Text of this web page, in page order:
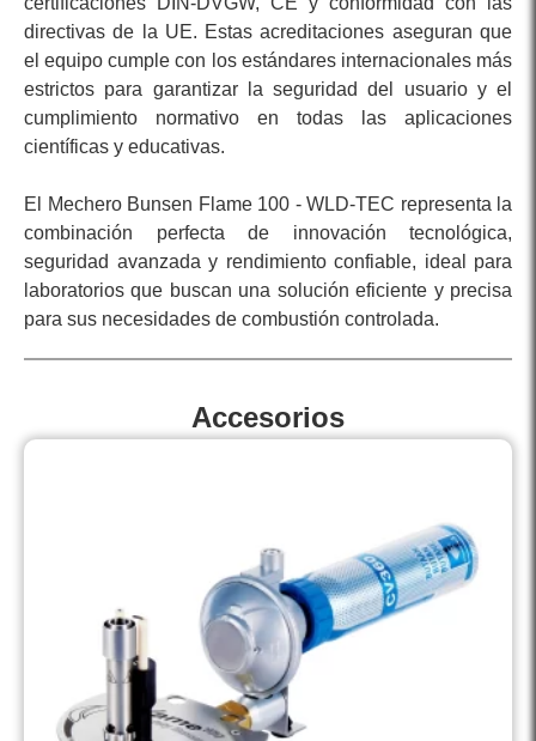
directivas de la UE. Estas acreditaciones aseguran que
el equipo cumple con los estándares internacionales más
estrictos para garantizar la seguridad del usuario y el
cumplimiento normativo en todas las aplicaciones
científicas y educativas.
El Mechero Bunsen Flame 100 - WLD-TEC representa la
combinación perfecta de innovación tecnológica,
seguridad avanzada y rendimiento confiable, ideal para
laboratorios que buscan una solución eficiente y precisa
para sus necesidades de combustión controlada.
Accesorios